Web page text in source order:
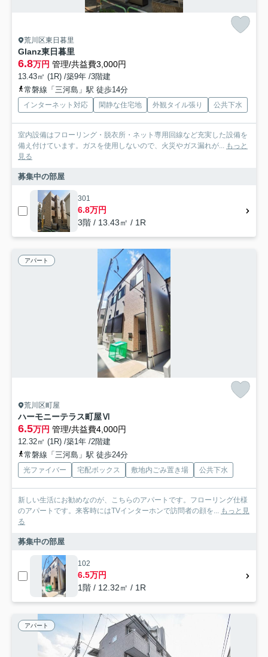
荒川区東日暮里
Glanz東日暮里
6.8万円 管理/共益費3,000円
13.43㎡ (1R) /築9年 /3階建
常磐線「三河島」駅 徒歩14分
インターネット対応 閑静な住宅地 外観タイル張り 公共下水
室内設備はフローリング・脱衣所・ネット専用回線など充実した設備を
備え付けています。ガスを使用しないので、火災やガス漏れが... もっと
見る
募集中の部屋
301
6.8万円
3階 / 13.43㎡ / 1R
アパート
荒川区町屋
ハーモニーテラス町屋Ⅵ
6.5万円 管理/共益費4,000円
12.32㎡ (1R) /築1年 /2階建
常磐線「三河島」駅 徒歩24分
光ファイバー 宅配ボックス 敷地内ごみ置き場 公共下水
新しい生活にお勧めなのが、こちらのアパートです。フローリング仕様
のアパートです。来客時にはTVインターホンで訪問者の顔を... もっと見
る
募集中の部屋
102
6.5万円
1階 / 12.32㎡ / 1R
アパート